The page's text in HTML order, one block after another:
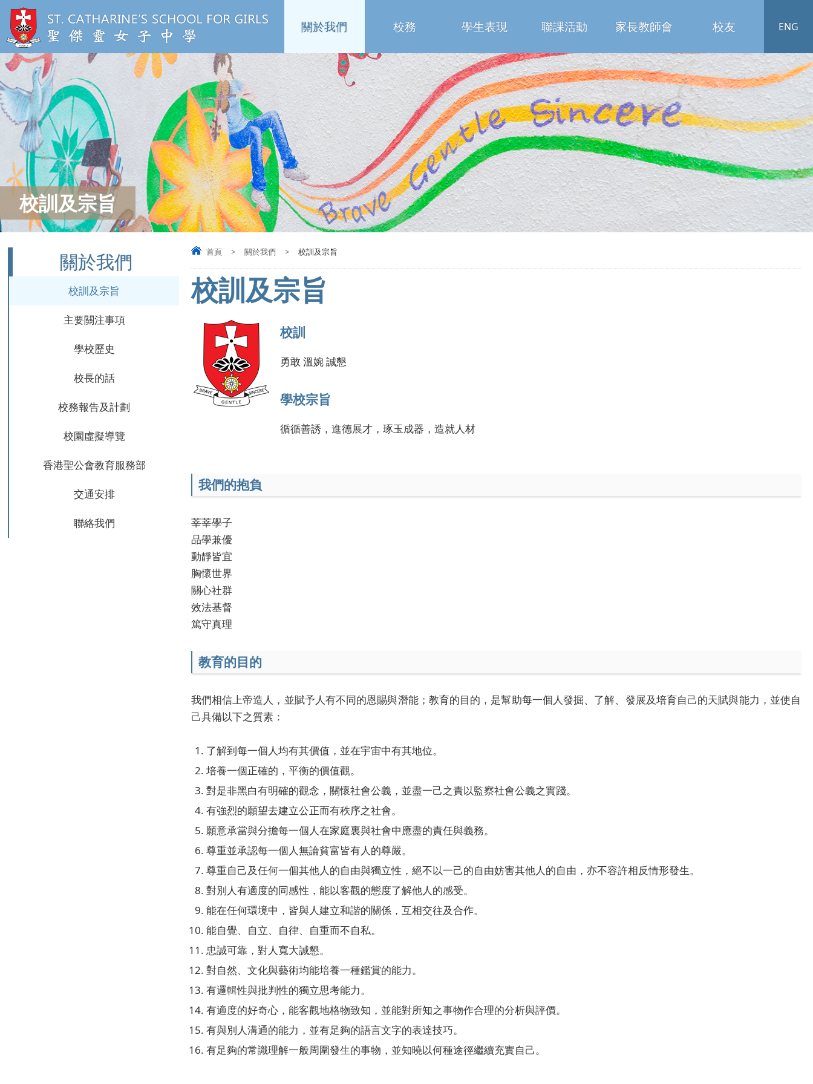
ENG
關於我們 校務 學生表現 聯課活動 家長教師會 校友
校訓及宗旨
首頁 > 關於我們 > 校訓及宗旨
校訓及宗旨
校訓
勇敢 溫婉 誠懇
學校宗旨
循循善誘，進德展才，琢玉成器，造就人材
我們的抱負
莘莘學子
品學兼優
動靜皆宜
胸懷世界
關心社群
效法基督
篤守真理
教育的目的
我們相信上帝造人，並賦予人有不同的恩賜與潛能；教育的目的，是幫助每一個人發掘、了解、發展及培育自己的天賦與能力，並使自
己具備以下之質素：
了解到每一個人均有其價值，並在宇宙中有其地位。
培養一個正確的，平衡的價值觀。
對是非黑白有明確的觀念，關懷社會公義，並盡一己之責以監察社會公義之實踐。
有強烈的願望去建立公正而有秩序之社會。
願意承當與分擔每一個人在家庭裏與社會中應盡的責任與義務。
尊重並承認每一個人無論貧富皆有人的尊嚴。
尊重自己及任何一個其他人的自由與獨立性，絕不以一己的自由妨害其他人的自由，亦不容許相反情形發生。
對別人有適度的同感性，能以客觀的態度了解他人的感受。
能在任何環境中，皆與人建立和諧的關係，互相交往及合作。
能自覺、自立、自律、自重而不自私。
忠誠可靠，對人寬大誠懇。
對自然、文化與藝術均能培養一種鑑賞的能力。
有邏輯性與批判性的獨立思考能力。
有適度的好奇心，能客觀地格物致知，並能對所知之事物作合理的分析與評價。
有與別人溝通的能力，並有足夠的語言文字的表達技巧。
有足夠的常識理解一般周圍發生的事物，並知曉以何種途徑繼續充實自己。
關於我們
校訓及宗旨
主要關注事項
學校歷史
校長的話
校務報告及計劃
校園虛擬導覽
香港聖公會教育服務部
交通安排
聯絡我們